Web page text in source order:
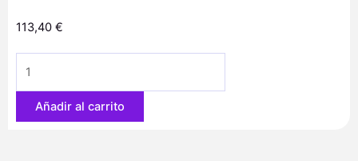
113,40 €
Scout
Cookies
6
Añadir al carrito